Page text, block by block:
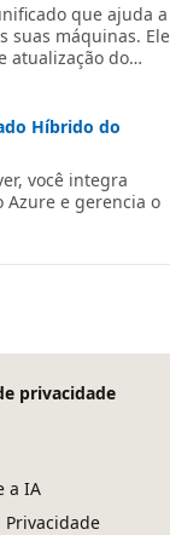
que ajuda a
suas máquinas. Ele
atualização do
Híbrido do
você integra
Azure e gerencia o
privacidade
a IA
Privacidade